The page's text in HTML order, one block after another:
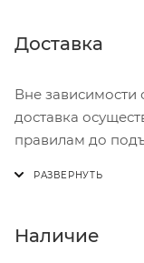
Доставка
Вне зависимости
доставка
правилам до
В субботу с 8:00
Наличие